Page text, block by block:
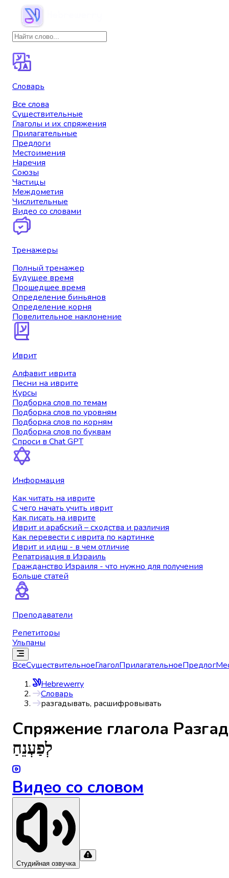
Словарь
Все слова
Существительные
Глаголы и их спряжения
Прилагательные
Предлоги
Местоимения
Наречия
Союзы
Частицы
Междометия
Числительные
Видео со словами
Тренажеры
Полный тренажер
Будущее время
Прошедшее время
Определение биньянов
Определение корня
Повелительное наклонение
Иврит
Алфавит иврита
Песни на иврите
Курсы
Подборка слов по темам
Подборка слов по уровням
Подборка слов по корням
Подборка слов по буквам
Спроси в Chat GPT
Информация
Как читать на иврите
С чего начать учить иврит
Как писать на иврите
Иврит и арабский – сходства и различия
Как перевести с иврита по картинке
Иврит и идиш - в чем отличие
Репатриация в Израиль
Гражданство Израиля - что нужно для получения
Больше статей
Преподаватели
Репетиторы
Ульпаны
ВсеСуществительноеГлаголПрилагательноеПредлог
Hebrewerry
Словарь
разгадывать, расшифровывать
Спряжениe глагола
לְפַעְנֵחַ
Видео со словом
Студийная озвучка